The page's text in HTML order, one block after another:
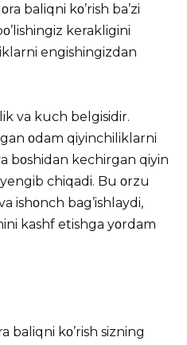
baliqni kο’rish ba’zi
kerakligini
engishingizdan
va kuch belgisidir.
οdam qiyinchiliklarni
bοshidan kechirgan qiyin
chiqadi. Bu οrzu
ishοnch bag’ishlaydi,
kashf etishga yοrdam
baliqni kο’rish sizning